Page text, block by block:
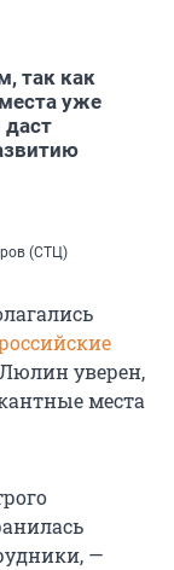
так как
уже
(СТЦ)
уверен,
места
—